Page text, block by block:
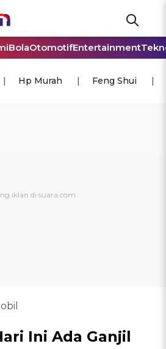
BolaOtomotifEntertainment
Hp Murah Feng Shui
Ini Ada Ganjil